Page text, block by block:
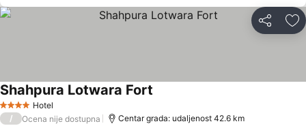
Deli
4 ZvezdiceHotel
Shahpura Lotwara Fort
/ Ocena nije dostupna Centar grada: udaljenost 42.6 km